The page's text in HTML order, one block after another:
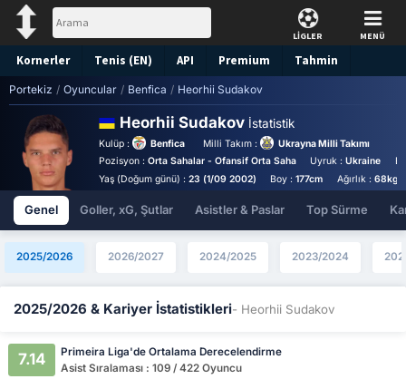
LİGLER MENÜ
Kornerler Tenis (EN) API Premium Tahmin
Portekiz / Oyuncular / Benfica / Heorhii Sudakov
Heorhii Sudakov İstatistik
Kulüp : Benfica Milli Takım :
Ukrayna Milli Takımı
Pozisyon : Orta Sahalar - Ofansif Orta Saha Uyruk :Ukraine
Yaş (Doğum günü) : 23 (1/09 2002) Boy :177cm Ağırlık : 68kg
Genel Goller, xG, Şutlar Asistler & Paslar Top Sürme
2025/2026 2026/2027 2024/2025 2023/2024
2025/2026 & Kariyer İstatistikleri- Heorhii Sudakov
7.14
Primeira Liga'de Ortalama Derecelendirme
Asist Sıralaması : 109 / 422 Oyuncu